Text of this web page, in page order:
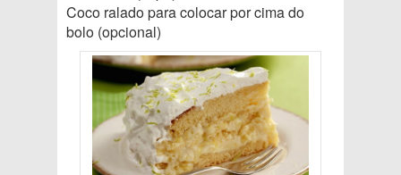
Coco ralado para colocar por cima do
bolo (opcional)